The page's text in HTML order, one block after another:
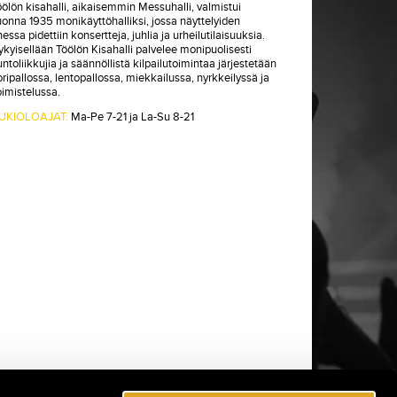
kisahalli, aikaisemmin Messuhalli, valmistui
1935 monikäyttöhalliksi, jossa näyttelyiden
pidettiin konsertteja, juhlia ja urheilutilaisuuksia.
Töölön Kisahalli palvelee monipuolisesti
ja säännöllistä kilpailutoimintaa järjestetään
lentopallossa, miekkailussa, nyrkkeilyssä ja
Ma-Pe 7-21 ja La-Su 8-21